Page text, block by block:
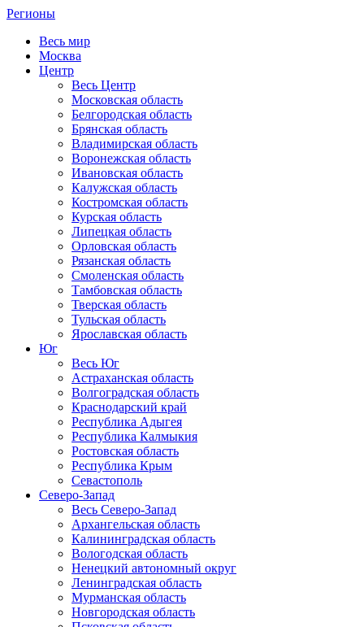
Регионы
Весь мир
Москва
Центр
Весь Центр
Московская область
Белгородская область
Брянская область
Владимирская область
Воронежская область
Ивановская область
Калужская область
Костромская область
Курская область
Липецкая область
Орловская область
Рязанская область
Смоленская область
Тамбовская область
Тверская область
Тульская область
Ярославская область
Юг
Весь Юг
Астраханская область
Волгоградская область
Краснодарский край
Республика Адыгея
Республика Калмыкия
Ростовская область
Республика Крым
Севастополь
Северо-Запад
Весь Северо-Запад
Архангельская область
Калининградская область
Вологодская область
Ненецкий автономный округ
Ленинградская область
Мурманская область
Новгородская область